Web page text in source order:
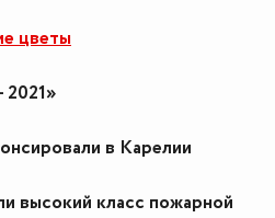
цветы
в Карелии
высокий класс пожарной